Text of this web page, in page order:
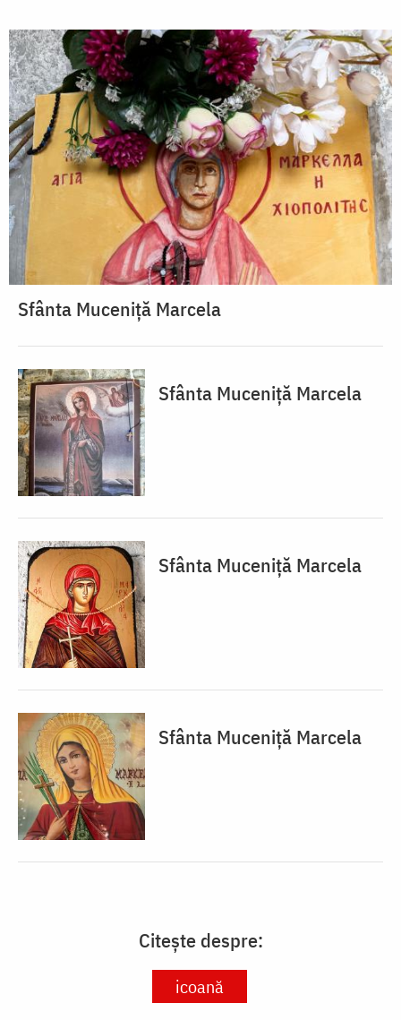
Sfânta Muceniță Marcela
Sfânta Muceniță Marcela
Sfânta Muceniță Marcela
Sfânta Muceniță Marcela
Citește despre:
icoană